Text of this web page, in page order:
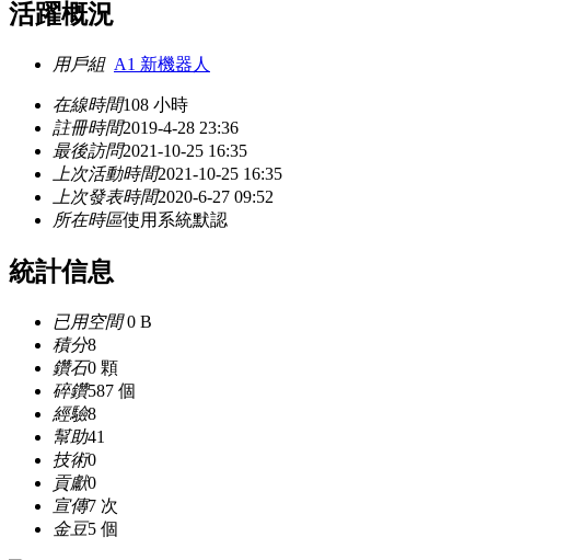
活躍概況
用戶組 A1 新機器人
在線時間108 小時
註冊時間2019-4-28 23:36
最後訪問2021-10-25 16:35
上次活動時間2021-10-25 16:35
上次發表時間2020-6-27 09:52
所在時區使用系統默認
統計信息
已用空間0 B
積分8
鑽石0 顆
碎鑽587 個
經驗8
幫助41
技術0
貢獻0
宣傳7 次
金豆5 個